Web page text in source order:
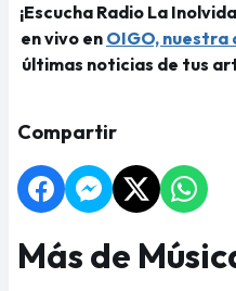
¡Escucha Radio La
en vivo en OIGO, nuestra
últimas noticias de tus
Compartir
Más de